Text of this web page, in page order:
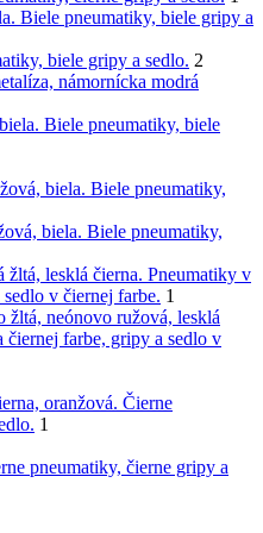
Biele pneumatiky, biele gripy a
biele gripy a sedlo. 2
námornícka modrá
Biele pneumatiky, biele
biela. Biele pneumatiky,
biela. Biele pneumatiky,
žltá, lesklá čierna. Pneumatiky v
v čiernej farbe. 1
žltá, neónovo ružová, lesklá
čiernej farbe, gripy a sedlo v
oranžová. Čierne
1
pneumatiky, čierne gripy a